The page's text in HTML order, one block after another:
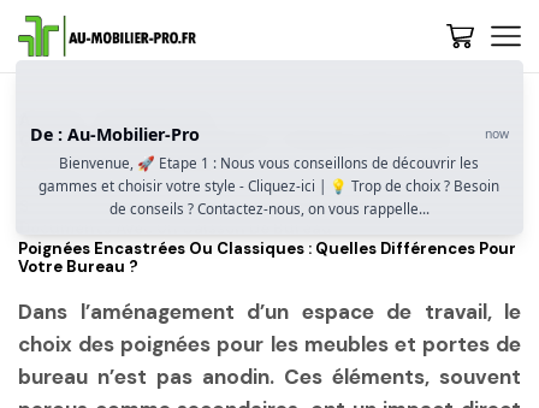
Quel Caisson De Bureau Choisir ? Mobilité, Sécurité Et
Optimisation De Rangement
Sécurité Et Confidentialité : Comment Protéger Ses
Poignées Encastrées Ou Classiques : Quelles Différences Pour
Votre Bureau ?
Dans l’aménagement d’un espace de travail, le
choix des poignées pour les meubles et portes de
bureau n’est pas anodin. Ces éléments, souvent
De : Au-Mobilier-Pro now
Bienvenue, 🚀 Etape 1 : Nous vous conseillons de découvrir les
gammes et choisir votre style - Cliquez-ici | 💡 Trop de choix ? Besoin
de conseils ? Contactez-nous, on vous rappelle...